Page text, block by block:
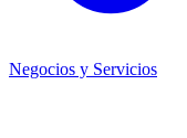
Negocios y Servicios